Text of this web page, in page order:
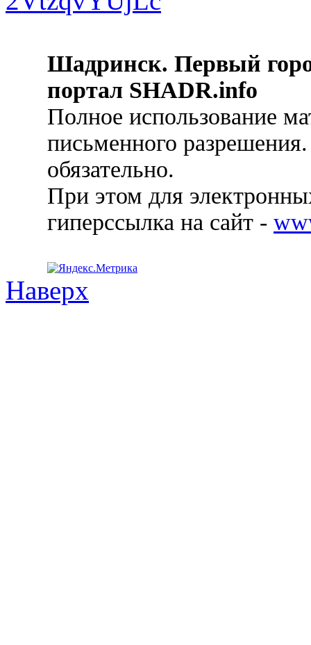
Шадринск. Первый
портал SHADR.info
Полное использование
письменного
обязательно.
При этом для
гиперссылка на сайт -
Наверх